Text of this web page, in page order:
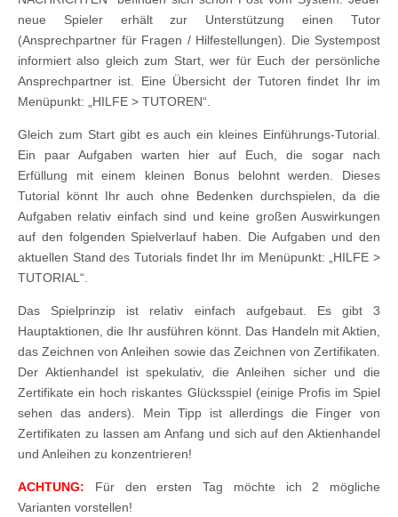
neue Spieler erhält zur Unterstützung einen Tutor
(Ansprechpartner für Fragen / Hilfestellungen). Die Systempost
informiert also gleich zum Start, wer für Euch der persönliche
Ansprechpartner ist. Eine Übersicht der Tutoren findet Ihr im
Menüpunkt: „HILFE > TUTOREN“.
Gleich zum Start gibt es auch ein kleines Einführungs-Tutorial.
Ein paar Aufgaben warten hier auf Euch, die sogar nach
Erfüllung mit einem kleinen Bonus belohnt werden. Dieses
Tutorial könnt Ihr auch ohne Bedenken durchspielen, da die
Aufgaben relativ einfach sind und keine großen Auswirkungen
auf den folgenden Spielverlauf haben. Die Aufgaben und den
aktuellen Stand des Tutorials findet Ihr im Menüpunkt: „HILFE >
TUTORIAL“.
Das Spielprinzip ist relativ einfach aufgebaut. Es gibt 3
Hauptaktionen, die Ihr ausführen könnt. Das Handeln mit Aktien,
das Zeichnen von Anleihen sowie das Zeichnen von Zertifikaten.
Der Aktienhandel ist spekulativ, die Anleihen sicher und die
Zertifikate ein hoch riskantes Glücksspiel (einige Profis im Spiel
sehen das anders). Mein Tipp ist allerdings die Finger von
Zertifikaten zu lassen am Anfang und sich auf den Aktienhandel
und Anleihen zu konzentrieren!
ACHTUNG: Für den ersten Tag möchte ich 2 mögliche
Varianten vorstellen!